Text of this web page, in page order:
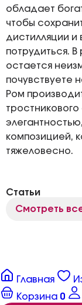
обладает
чтобы
дистилляции
потрудиться.
остается
почувствуете
Ром
композицией,
тяжеловесно.
Статьи
Смотреть
Главная
Корзина 0